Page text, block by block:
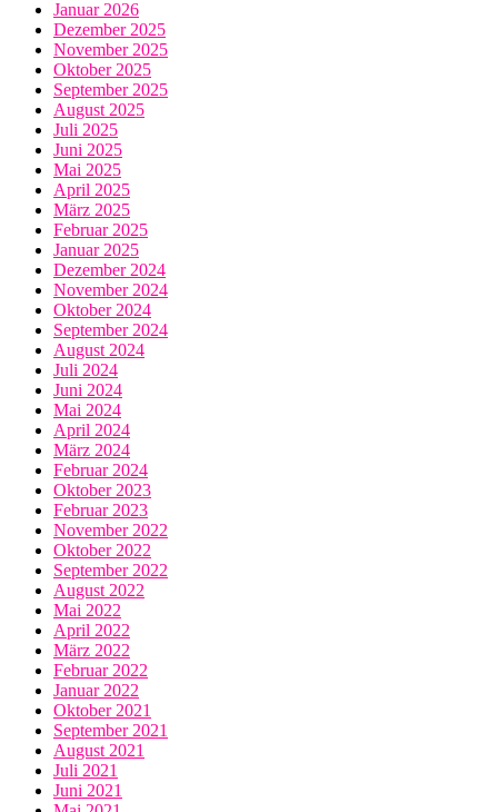
Januar 2026
Dezember 2025
November 2025
Oktober 2025
September 2025
August 2025
Juli 2025
Juni 2025
Mai 2025
April 2025
März 2025
Februar 2025
Januar 2025
Dezember 2024
November 2024
Oktober 2024
September 2024
August 2024
Juli 2024
Juni 2024
Mai 2024
April 2024
März 2024
Februar 2024
Oktober 2023
Februar 2023
November 2022
Oktober 2022
September 2022
August 2022
Mai 2022
April 2022
März 2022
Februar 2022
Januar 2022
Oktober 2021
September 2021
August 2021
Juli 2021
Juni 2021